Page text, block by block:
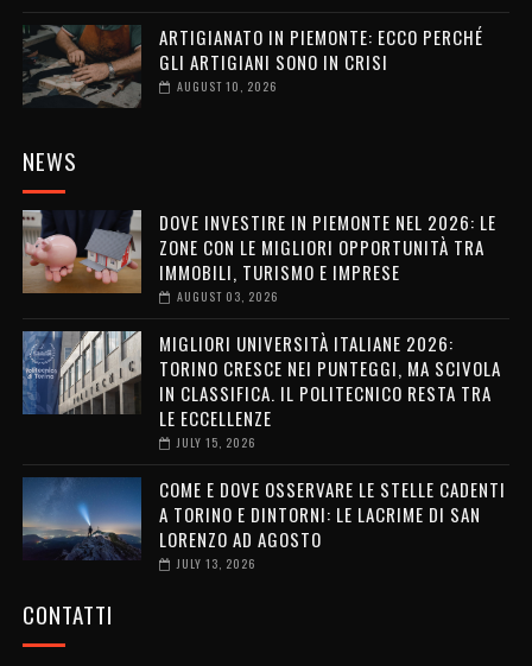
ARTIGIANATO IN PIEMONTE: ECCO PERCHÉ
GLI ARTIGIANI SONO IN CRISI
AUGUST 10, 2026
NEWS
DOVE INVESTIRE IN PIEMONTE NEL 2026: LE
ZONE CON LE MIGLIORI OPPORTUNITÀ TRA
IMMOBILI, TURISMO E IMPRESE
AUGUST 03, 2026
MIGLIORI UNIVERSITÀ ITALIANE 2026:
TORINO CRESCE NEI PUNTEGGI, MA SCIVOLA
IN CLASSIFICA. IL POLITECNICO RESTA TRA
LE ECCELLENZE
JULY 15, 2026
COME E DOVE OSSERVARE LE STELLE CADENTI
A TORINO E DINTORNI: LE LACRIME DI SAN
LORENZO AD AGOSTO
JULY 13, 2026
CONTATTI